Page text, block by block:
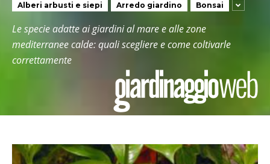
Alberi arbusti e siepi Arredo giardino Bonsai
Le specie adatte ai giardini al mare e alle zone
mediterranee calde: quali scegliere e come coltivarle
correttamente